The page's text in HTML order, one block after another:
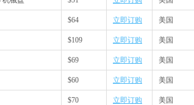
$64 立即订购 美国
$109 立即订购 美国
$69 立即订购 美国
$60 立即订购 美国
$70 立即订购 美国